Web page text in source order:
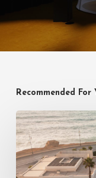
Recommended For